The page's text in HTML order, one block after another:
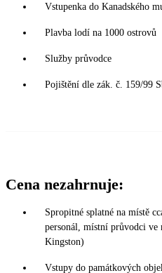
Vstupenka do Kanadského
Plavba lodí na 1000 ostrovů
Služby průvodce
Pojištění dle zák. č. 159/99
Cena nezahrnuje:
Spropitné splatné na místě
personál, místní průvodci ve
Kingston)
Vstupy do památkových